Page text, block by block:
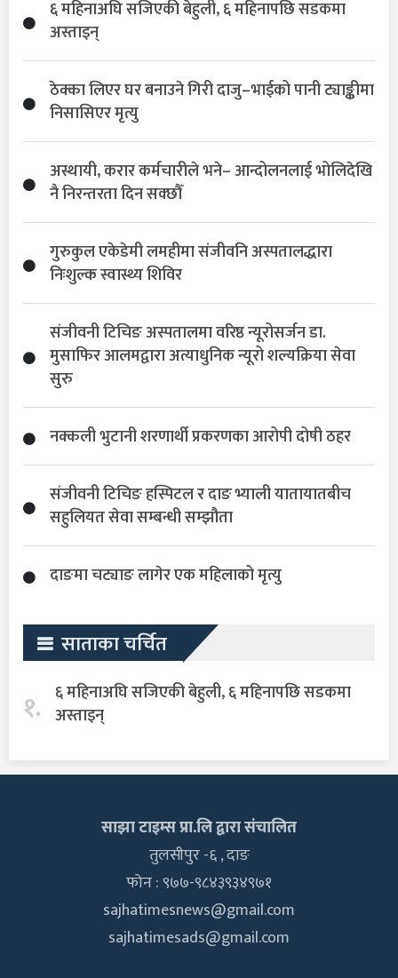
६ महिनाअघि सजिएकी बेहुली, ६ महिनापछि सडकमा
अस्ताइन्
ठेक्का लिएर घर बनाउने गिरी दाजु–भाईको पानी ट्याङ्कीमा
निसासिएर मृत्यु
अस्थायी, करार कर्मचारीले भने– आन्दोलनलाई भोलिदेखि
नै निरन्तरता दिन सक्छौँ
गुरुकुल एकेडेमी लमहीमा संजीवनि अस्पतालद्धारा
निःशुल्क स्वास्थ्य शिविर
संजीवनी टिचिङ अस्पतालमा वरिष्ठ न्यूरोसर्जन डा.
मुसाफिर आलमद्वारा अत्याधुनिक न्यूरो शल्यक्रिया सेवा
सुरु
नक्कली भुटानी शरणार्थी प्रकरणका आरोपी दोषी ठहर
संजीवनी टिचिङ हस्पिटल र दाङ भ्याली यातायातबीच
सहुलियत सेवा सम्बन्धी सम्झौता
दाङमा चट्याङ लागेर एक महिलाको मृत्यु
साताका चर्चित
१. ६ महिनाअघि सजिएकी बेहुली, ६ महिनापछि सडकमा
अस्ताइन्
साझा टाइम्स प्रा.लि द्वारा संचालित
तुलसीपुर -६ , दाङ
फोन : ९७७-९८४३९३४९७१
sajhatimesnews@gmail.com
sajhatimesads@gmail.com